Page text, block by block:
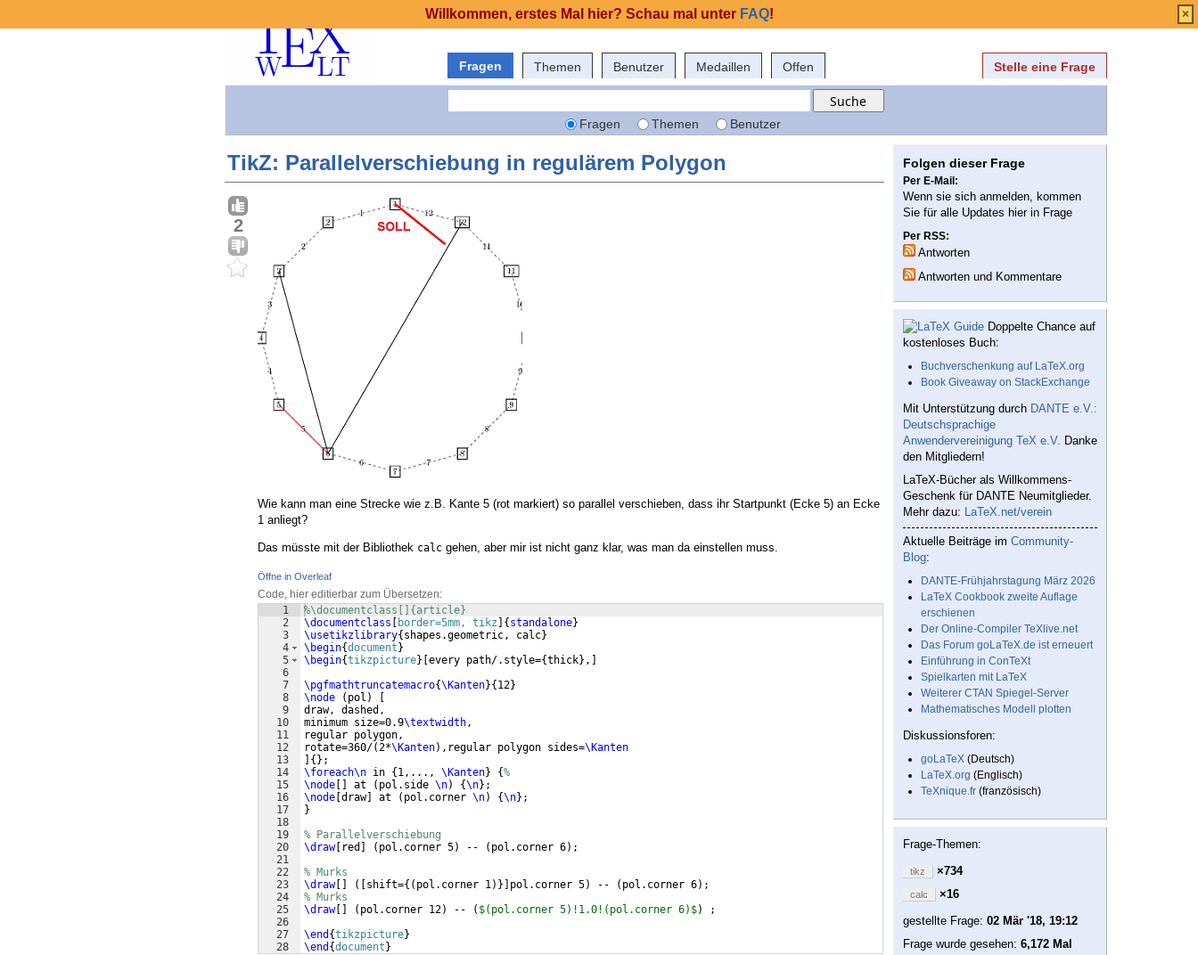
Fragen Themen Benutzer Medaillen Offen Stelle eine Frage
Fragen Themen Benutzer
TikZ: Parallelverschiebung in regulärem Polygon
2
Wie kann man eine Strecke wie z.B. Kante 5 (rot markiert) so parallel verschieben, dass ihr Startpunkt (Ecke 5) an Ecke
1 anliegt?
Das müsste mit der Bibliothek calc gehen, aber mir ist nicht ganz klar, was man da einstellen muss.
Öffne in Overleaf
Code, hier editierbar zum Übersetzen:
1
2
3
4
5
6
7
8
9
10
11
12
13
14
15
16
17
18
19
20
21
22
23
24
25
26
27
28
%\documentclass[]{article}
\documentclass
border=5mm, tikz { standalone}
\usetikzlibrary{ shapes.geometric, calc}
\begin{document }
\begin{tikzpicture} every path/.style={thick} ,
\pgfmathtruncatemacro{\Kanten}{ 12}
\node
( pol )
draw, dashed,
minimum size=0.9\textwidth,
regular polygon,
rotate=360/(2*\Kanten) ,regular polygon sides=\Kanten
{ } ;
\foreach\n in { 1,..., \Kanten} {%
\node
at ( pol.side \n) {\n} ;
\node draw] at ( pol.corner \n) {\n} ;
}
% Parallelverschiebung
\draw[ red ( pol.corner 5) -- ( pol.corner 6) ;
% Murks
\draw[ ([ shift={( pol.corner 1)}] pol.corner 5) -- ( pol.corner 6) ;
% Murks
\draw[ ( pol.corner 12) -- ( $(pol.corner 5)!1.0!(pol.corner 6)$)
;
\end {tikzpicture}
\end {document }
Folgen dieser Frage
Per E-Mail:
Wenn sie sich anmelden, kommen
Sie für alle Updates hier in Frage
Per RSS:
Antworten
Antworten und Kommentare
Doppelte Chance auf
kostenloses Buch:
Buchverschenkung auf LaTeX.org
Book Giveaway on StackExchange
Mit Unterstützung durch DANTE e.V.:
Deutschsprachige
Anwendervereinigung TeX e.V. Danke
den Mitgliedern!
LaTeX-Bücher als Willkommens-
Geschenk für DANTE Neumitglieder.
Mehr dazu: LaTeX.net/verein
Aktuelle Beiträge im Community-
Blog:
DANTE-Frühjahrstagung März 2026
LaTeX Cookbook zweite Auflage
erschienen
Der Online-Compiler TeXlive.net
Das Forum goLaTeX.de ist erneuert
Einführung in ConTeXt
Spielkarten mit LaTeX
Weiterer CTAN Spiegel-Server
Mathematisches Modell plotten
Diskussionsforen:
goLaTeX (Deutsch)
LaTeX.org (Englisch)
TeXnique.fr (französisch)
Frage-Themen:
tikz ×734
calc
×16
gestellte Frage: 02 Mär '18, 19:12
Frage wurde gesehen: 6,172 Mal
Willkommen, erstes Mal hier? Schau mal unter FAQ! ×